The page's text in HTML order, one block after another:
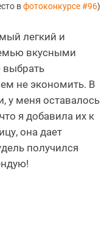
вфотоконкурсе #96)
легкий и
вкусными
выбрать
не экономить. В
у меня оставалось
я добавила их к
она дает
получился